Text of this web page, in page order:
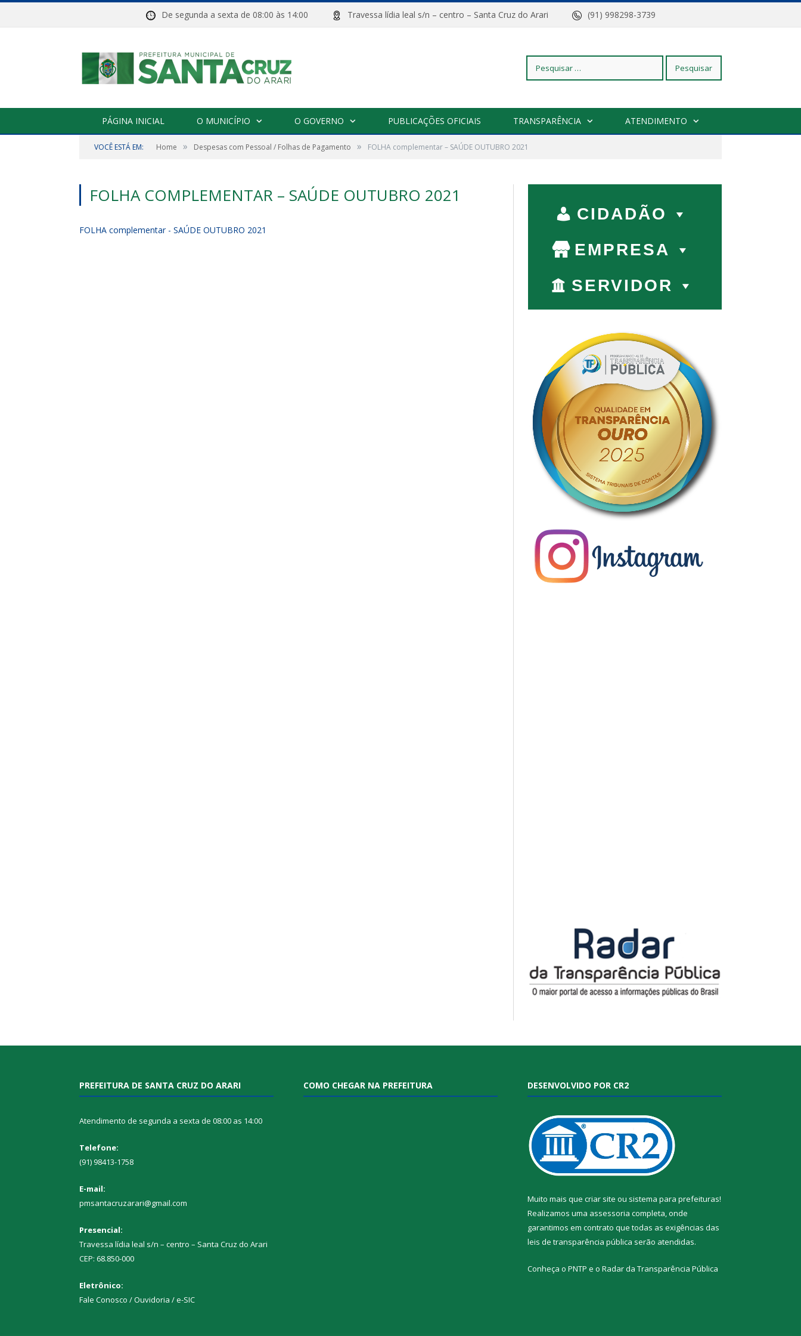
De segunda a sexta de 08:00 às 14:00 Travessa lídia leal s/n – centro – Santa Cruz do Arari (91) 998298-3739
Pesquisar
por:
PÁGINA INICIAL O MUNICÍPIO O GOVERNO PUBLICAÇÕES OFICIAIS TRANSPARÊNCIA ATENDIMENTO
VOCÊ ESTÁ EM: Home » Despesas com Pessoal / Folhas de Pagamento » FOLHA complementar – SAÚDE OUTUBRO 2021
FOLHA COMPLEMENTAR – SAÚDE OUTUBRO 2021
FOLHA complementar - SAÚDE OUTUBRO 2021
CIDADÃO
EMPRESA
SERVIDOR
PREFEITURA DE SANTA CRUZ DO ARARI
Atendimento de segunda a sexta de 08:00 as 14:00
Telefone:
(91) 98413-1758
E-mail:
pmsantacruzarari@gmail.com
Presencial:
Travessa lídia leal s/n – centro – Santa Cruz do Arari
CEP: 68.850-000
Eletrônico:
Fale Conosco / Ouvidoria / e-SIC
COMO CHEGAR NA PREFEITURA DESENVOLVIDO POR CR2
Muito mais que criar site ou sistema para prefeituras!
Realizamos uma assessoria completa, onde
garantimos em contrato que todas as exigências das
leis de transparência pública serão atendidas.
Conheça o PNTP e o Radar da Transparência Pública